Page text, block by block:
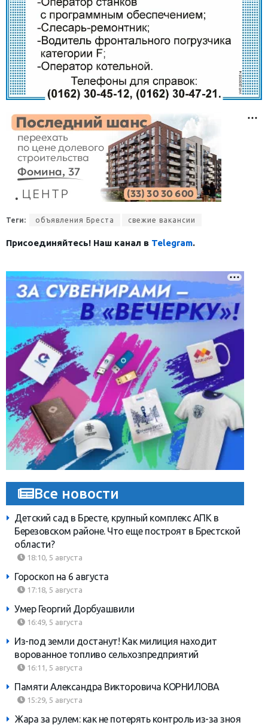
Теги: объявления Бреста свежие вакансии
Присоединяйтесь! Наш канал в Telegram.
Все новости
Детский сад в Бресте, крупный комплекс АПК в
Березовском районе. Что еще построят в Брестской
области?
18:10, 5 августа
Гороскоп на 6 августа
17:18, 5 августа
Умер Георгий Дорбуашвили
16:49, 5 августа
Из-под земли достанут! Как милиция находит
ворованное топливо сельхозпредприятий
16:11, 5 августа
Памяти Александра Викторовича КОРНИЛОВА
15:29, 5 августа
Жара за рулем: как не потерять контроль из-за зноя